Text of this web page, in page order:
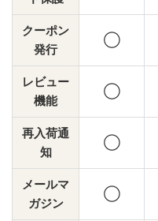
クーポン
発行
◯
レビュー
機能
◯
再入荷通
知
◯
メールマ
ガジン
◯